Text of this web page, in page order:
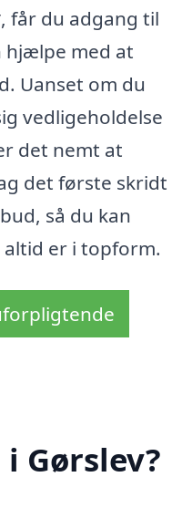
, får du adgang til
hjælpe med at
Uanset om du
vedligeholdelse
det nemt at
det første skridt
så du kan
er i topform.
Gørslev?